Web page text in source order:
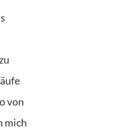
von
mich